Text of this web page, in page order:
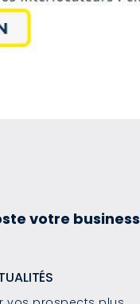
votre business